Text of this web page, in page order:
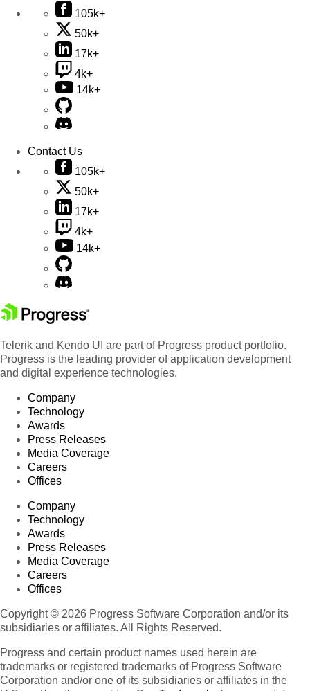
105k+
50k+
17k+
4k+
14k+
Contact Us
105k+
50k+
17k+
4k+
14k+
Telerik and Kendo UI are part of Progress product portfolio.
Progress is the leading provider of application development
and digital experience technologies.
Company
Technology
Awards
Press Releases
Media Coverage
Careers
Offices
Company
Technology
Awards
Press Releases
Media Coverage
Careers
Offices
Copyright © 2026 Progress Software Corporation and/or its
subsidiaries or affiliates. All Rights Reserved.
Progress and certain product names used herein are
trademarks or registered trademarks of Progress Software
Corporation and/or one of its subsidiaries or affiliates in the